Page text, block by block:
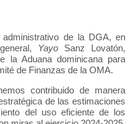
administrativo de la DGA, en
Yayo Sanz Lovatón,
la Aduana dominicana para
de Finanzas de la OMA.
contribuido de manera
de las estimaciones
del uso eficiente de los